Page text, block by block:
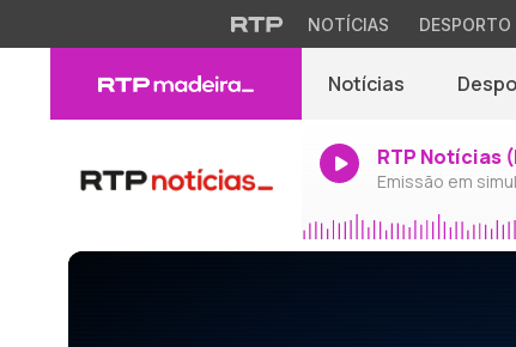
NOTÍCIAS DESPORTO
Notícias
RTP Notícias
Emissão em